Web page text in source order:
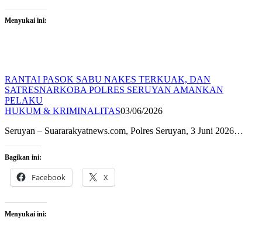
Menyukai ini:
RANTAI PASOK SABU NAKES TERKUAK, DAN
SATRESNARKOBA POLRES SERUYAN AMANKAN
PELAKU
HUKUM & KRIMINALITAS03/06/2026
Seruyan – Suararakyatnews.com, Polres Seruyan, 3 Juni 2026…
Bagikan ini:
Facebook X
Menyukai ini: